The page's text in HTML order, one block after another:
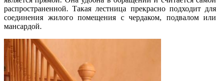
распространенной. Такая лестница прекрасно подходит для
соединения жилого помещения с чердаком, подвалом или
мансардой.